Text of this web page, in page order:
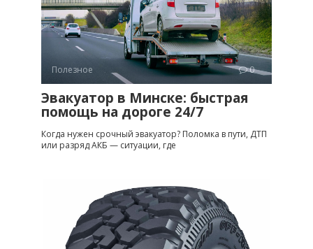
Полезное 0
Эвакуатор в Минске: быстрая
помощь на дороге 24/7
Когда нужен срочный эвакуатор? Поломка в пути, ДТП
или разряд АКБ — ситуации, где